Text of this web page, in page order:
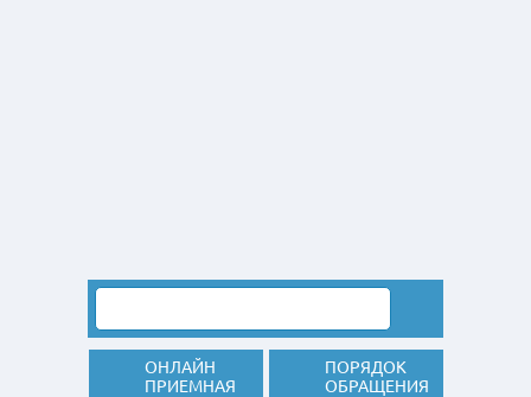
ОНЛАЙН
ПРИЕМНАЯ
ПОРЯДОК
ОБРАЩЕНИЯ